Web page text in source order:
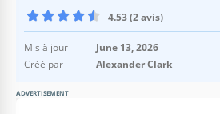
4.53 (2 avis)
Mis à jour
June 13, 2026
Créé par
Alexander Clark
ADVERTISEMENT